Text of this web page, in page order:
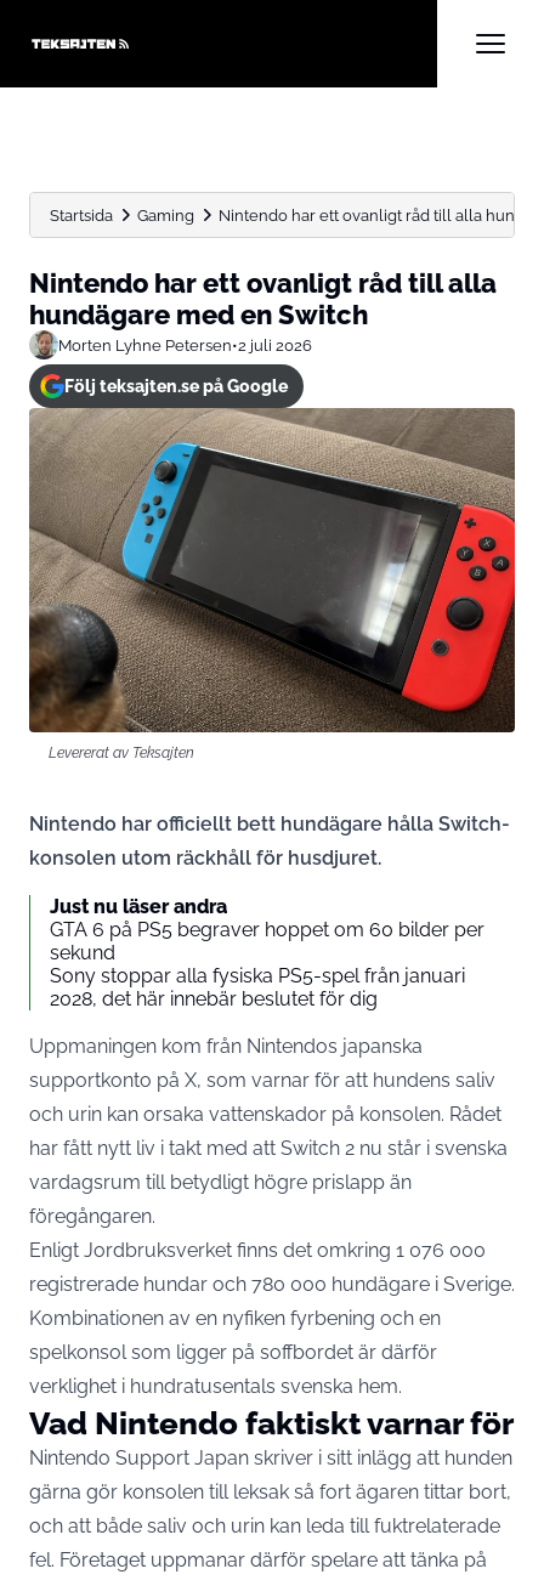
Startsida Gaming Nintendo har ett ovanligt råd till alla
Nintendo har ett ovanligt råd till alla
hundägare med en Switch
Morten Lyhne Petersen•2 juli 2026
Följ teksajten.se på Google
Levererat av Teksajten
Nintendo har officiellt bett hundägare hålla Switch-
konsolen utom räckhåll för husdjuret.
Just nu läser andra
GTA 6 på PS5 begraver hoppet om 60 bilder per
sekund
Sony stoppar alla fysiska PS5-spel från januari
2028, det här innebär beslutet för dig
Uppmaningen kom från Nintendos japanska
supportkonto på X, som varnar för att hundens saliv
och urin kan orsaka vattenskador på konsolen. Rådet
har fått nytt liv i takt med att Switch 2 nu står i svenska
vardagsrum till betydligt högre prislapp än
föregångaren.
Enligt Jordbruksverket finns det omkring 1 076 000
registrerade hundar och 780 000 hundägare i Sverige.
Kombinationen av en nyfiken fyrbening och en
spelkonsol som ligger på soffbordet är därför
verklighet i hundratusentals svenska hem.
Vad Nintendo faktiskt varnar för
Nintendo Support Japan skriver i sitt inlägg att hunden
gärna gör konsolen till leksak så fort ägaren tittar bort,
och att både saliv och urin kan leda till fuktrelaterade
fel. Företaget uppmanar därför spelare att tänka på